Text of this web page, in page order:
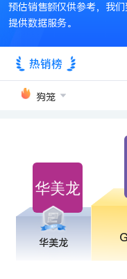
预估销售额仅供参考，我
提供数据服务。
热销榜
狗笼
华美龙